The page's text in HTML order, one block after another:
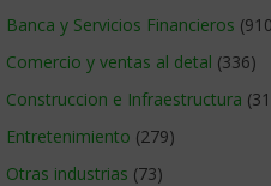
Banca y Servicios Financieros
Comercio y ventas al detal (336)
Construccion e Infraestructura
Entretenimiento (279)
Otras industrias (73)